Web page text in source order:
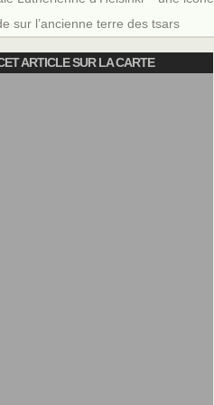
sur l’ancienne terre des tsars
ARTICLE SUR LA CARTE